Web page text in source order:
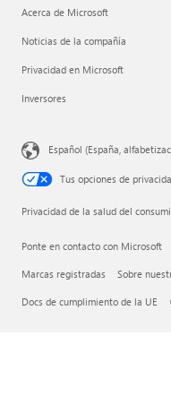
Acerca de Microsoft
Noticias de la compañía
Privacidad en Microsoft
Inversores
Español (España,
Tus opciones de
Privacidad de la salud del
Ponte en contacto con Microsoft
Marcas registradas Sobre
Docs de cumplimiento de la UE